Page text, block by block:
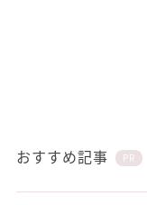
おすすめ記事 PR